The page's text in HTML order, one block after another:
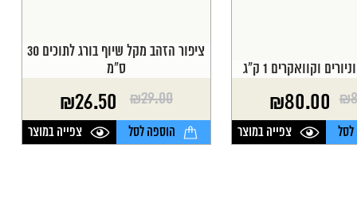
וקוואקרים 1 ק"ג
₪
₪80.00
צפייה במוצר
ציפור הזהב מקל שיוף בורג לתוכים 30
ס"מ
₪29.00
המחיר
המקורי
היה:
₪26.50
המחיר
הנוכחי
הוא:
הוספה לסל צפייה במוצר